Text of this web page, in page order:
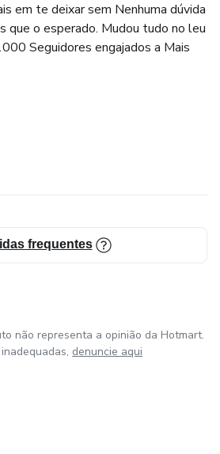
em te deixar sem Nenhuma dúvida
que o esperado. Mudou tudo no leu
Seguidores engajados a Mais
frequentes
não representa a opinião da Hotmart.
denuncie aqui